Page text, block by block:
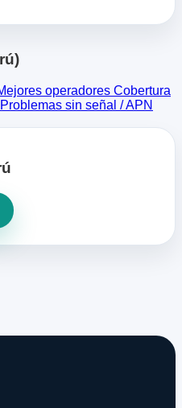
operadores Cobertura
Problemas sin señal / APN